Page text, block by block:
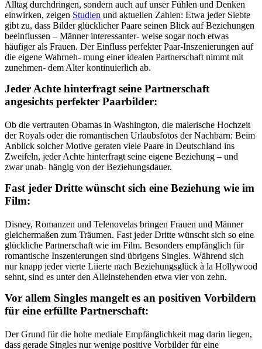
Alltag durchdringen, sondern auch auf unser Fühlen und Denken
einwirken, zeigen Studien und aktuellen Zahlen: Etwa jeder Siebte
gibt zu, dass Bilder glücklicher Paare seinen Blick auf Beziehungen
beeinflussen – Männer interessanter- weise sogar noch etwas
häufiger als Frauen. Der Einfluss perfekter Paar-Inszenierungen auf
die eigene Wahrneh- mung einer idealen Partnerschaft nimmt mit
zunehmen- dem Alter kontinuierlich ab.
Jeder Achte hinterfragt seine Partnerschaft
angesichts perfekter Paarbilder:
Ob die vertrauten Obamas in Washington, die malerische Hochzeit
der Royals oder die romantischen Urlaubsfotos der Nachbarn: Beim
Anblick solcher Motive geraten viele Paare in Deutschland ins
Zweifeln, jeder Achte hinterfragt seine eigene Beziehung – und
zwar unab- hängig von der Beziehungsdauer.
Fast jeder Dritte wünscht sich eine Beziehung wie im
Film:
Disney, Romanzen und Telenovelas bringen Frauen und Männer
gleichermaßen zum Träumen. Fast jeder Dritte wünscht sich so eine
glückliche Partnerschaft wie im Film. Besonders empfänglich für
romantische Inszenierungen sind übrigens Singles. Während sich
nur knapp jeder vierte Liierte nach Beziehungsglück à la Hollywood
sehnt, sind es unter den Alleinstehenden etwa vier von zehn.
Vor allem Singles mangelt es an positiven Vorbildern
für eine erfüllte Partnerschaft:
Der Grund für die hohe mediale Empfänglichkeit mag darin liegen,
dass gerade Singles nur wenige positive Vorbilder für eine